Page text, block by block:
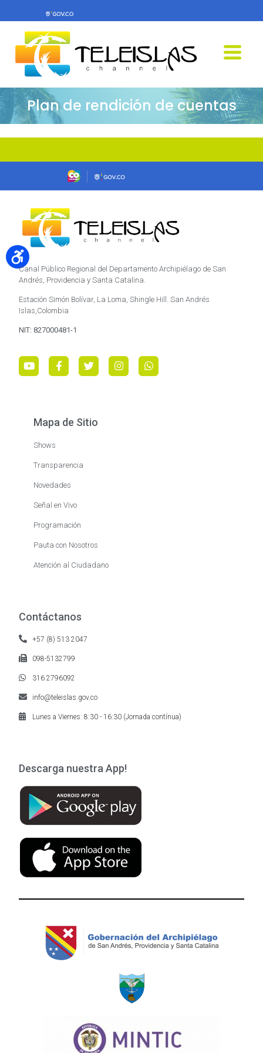
Plan de rendición de cuentas
Canal Público Regional del Departamento Archipiélago de San
Andrés, Providencia y Santa Catalina.
Estación Simón Bolívar, La Loma, Shingle Hill. San Andrés
Islas,Colombia
NIT: 827000481-1
Mapa de Sitio
Shows
Transparencia
Novedades
Señal en Vivo
Programación
Pauta con Nosotros
Atención al Ciudadano
Contáctanos
+57 (8) 513 2047
098-5132799
316 2796092
info@teleislas.gov.co
Lunes a Viernes: 8:30 - 16:30 (Jornada contínua)
Descarga nuestra App!